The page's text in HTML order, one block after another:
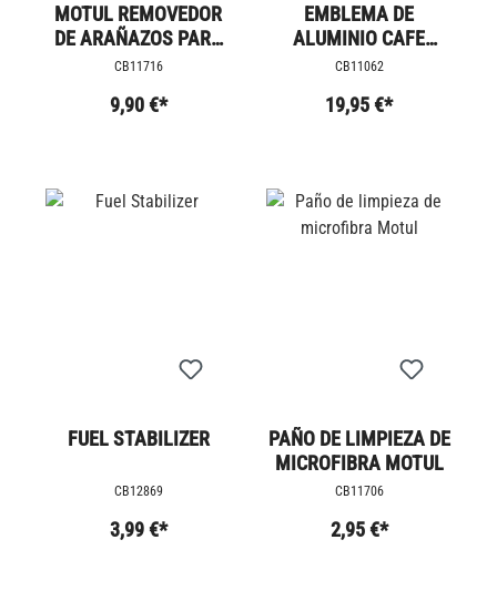
MOTUL REMOVEDOR
DE ARAÑAZOS PARA
PIEZAS DE PINTURA
CB11716
9,90 €*
EMBLEMA DE
ALUMINIO CAFE
RACER
CB11062
19,95 €*
FUEL STABILIZER
CB12869
3,99 €*
PAÑO DE LIMPIEZA DE
MICROFIBRA MOTUL
CB11706
2,95 €*